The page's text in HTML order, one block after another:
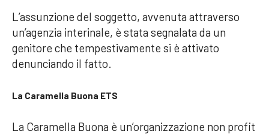
L’assunzione del soggetto, avvenuta attraverso
un’agenzia interinale, è stata segnalata da un
genitore che tempestivamente si è attivato
denunciando il fatto.
La Caramella Buona ETS
La Caramella Buona è un’organizzazione non profit